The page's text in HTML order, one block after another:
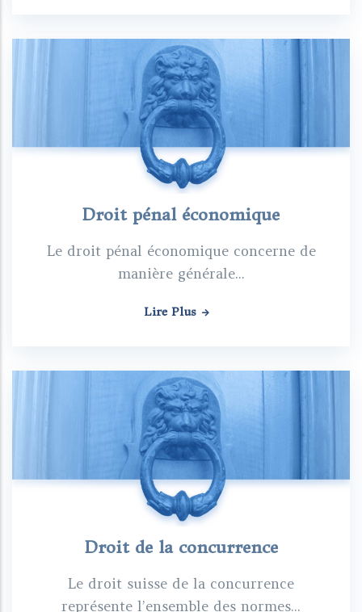
Droit pénal économique
Le droit pénal économique concerne de
manière générale...
Lire Plus
Droit de la concurrence
Le droit suisse de la concurrence
représente l’ensemble des normes...